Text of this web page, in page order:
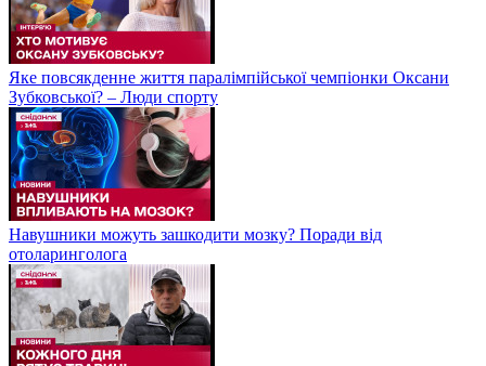
Яке повсякденне життя паралімпійської чемпіонки Оксани
Зубковської? – Люди спорту
Навушники можуть зашкодити мозку? Поради від
отоларинголога